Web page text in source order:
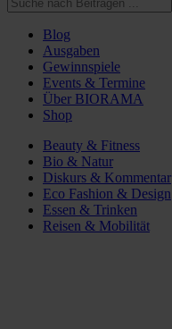
Blog
Ausgaben
Gewinnspiele
Events & Termine
Über BIORAMA
Shop
Beauty & Fitness
Bio & Natur
Diskurs & Kommentar
Eco Fashion & Design
Essen & Trinken
Reisen & Mobilität